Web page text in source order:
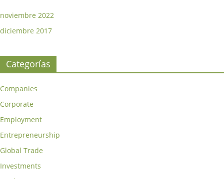
noviembre 2022
diciembre 2017
Categorías
Companies
Corporate
Employment
Entrepreneurship
Global Trade
Investments